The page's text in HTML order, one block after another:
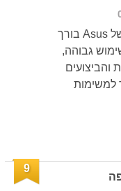
ה-Vivobook החדש של Asus בורך
גבוהה,
והביצועים
למשימות
9